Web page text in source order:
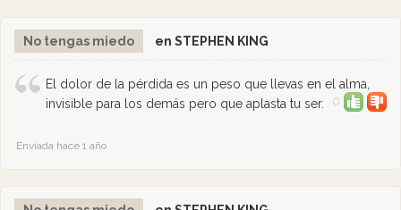
No tengas miedo en STEPHEN KING
El dolor de la pérdida es un peso que llevas en el alma,
invisible para los demás pero que aplasta tu ser.
0
Enviada hace 1 año